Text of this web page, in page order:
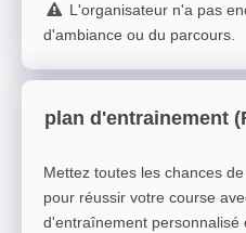
L'organisateur n'a pas
d'ambiance ou du parcours.
plan d'entrainement
Mettez toutes les chances
pour réussir votre course
d'entraînement personnalisé